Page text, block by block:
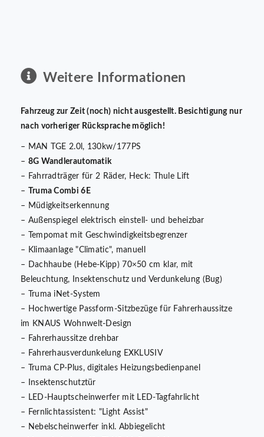
Weitere Informationen
Fahrzeug zur Zeit (noch) nicht ausgestellt. Besichtigung nur
nach vorheriger Rücksprache möglich!
– MAN TGE 2.0l, 130kw/177PS
– 8G Wandlerautomatik
– Fahrradträger für 2 Räder, Heck: Thule Lift
–
Truma Combi 6E
– Müdigkeitserkennung
– Außenspiegel elektrisch einstell- und beheizbar
– Tempomat mit Geschwindigkeitsbegrenzer
– Klimaanlage "Climatic", manuell
– Dachhaube (Hebe-Kipp) 70×50 cm klar, mit
Beleuchtung, Insektenschutz und Verdunkelung (Bug)
– Truma iNet-System
– Hochwertige Passform-Sitzbezüge für Fahrerhaussitze
im KNAUS Wohnwelt-Design
– Fahrerhaussitze drehbar
– Fahrerhausverdunkelung EXKLUSIV
– Truma CP-Plus, digitales Heizungsbedienpanel
– Insektenschutztür
– LED-Hauptscheinwerfer mit LED-Tagfahrlicht
– Fernlichtassistent: "Light Assist"
– Nebelscheinwerfer inkl. Abbiegelicht